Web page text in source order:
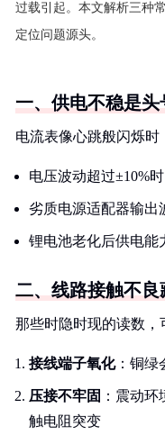
过载引起。本文解析三种
定位问题源头。
一、供电不稳是头
电流表像心跳般闪烁时
电压波动超过±10%
劣质电源适配器输出
锂电池老化后供电能
二、线路接触不良
那些时隐时现的读数，
接线端子氧化：铜绿
压接不牢固 ：震动
触电阻突变